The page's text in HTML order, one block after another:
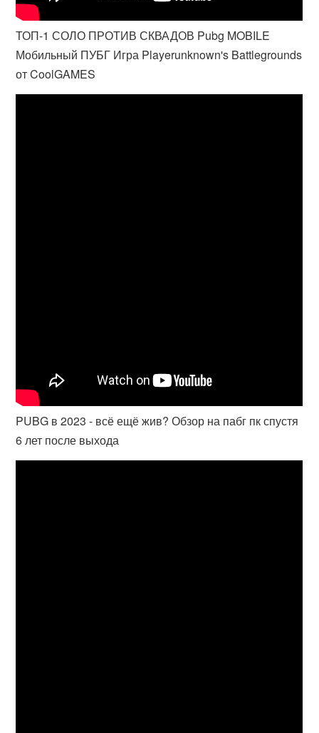
ТОП-1 СОЛО ПРОТИВ СКВАДОВ Pubg MOBILE
Мобильный ПУБГ Игра Playerunknown's Battlegrounds
от CoolGAMES
PUBG в 2023 - всё ещё жив? Обзор на пабг пк спустя
6 лет после выхода